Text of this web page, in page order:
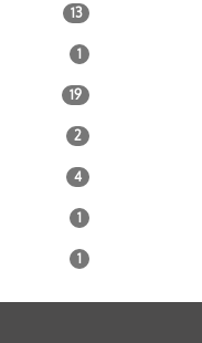
13
1
19
2
4
1
1